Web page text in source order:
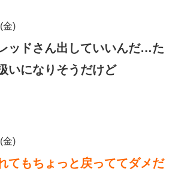
金)
ッドさん出していいんだ…た
いになりそうだけど
金)
てもちょっと戻っててダメだ